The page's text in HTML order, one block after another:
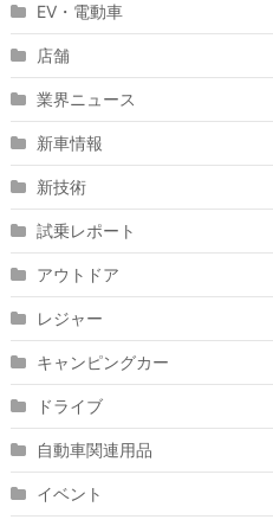
EV・電動車
店舗
業界ニュース
新車情報
新技術
試乗レポート
アウトドア
レジャー
キャンピングカー
ドライブ
自動車関連用品
イベント